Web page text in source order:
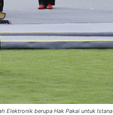
Elektronik berupa Hak Pakai untuk Istana